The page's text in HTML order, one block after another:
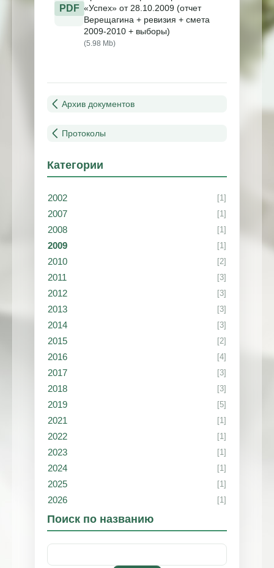
PDF «Успех» от 28.10.2009 (отчет
Верещагина + ревизия + смета
2009-2010 + выборы)
(5.98 Mb)
Архив документов
Протоколы
Категории
2002 [1]
2007 [1]
2008 [1]
2009 [1]
2010 [2]
2011 [3]
2012 [3]
2013 [3]
2014 [3]
2015 [2]
2016 [4]
2017 [3]
2018 [3]
2019 [5]
2021 [1]
2022 [1]
2023 [1]
2024 [1]
2025 [1]
2026 [1]
Поиск по названию